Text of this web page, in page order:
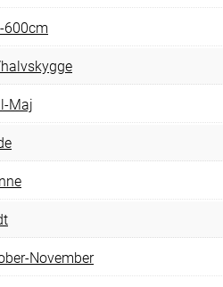
600cm
Maj
November